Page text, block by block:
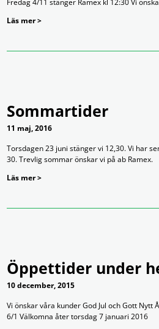
Fredag 4/11 stänger Ramex kl 12:30 Vi
Läs mer >
Sommartider
11 maj, 2016
Torsdagen 23 juni stänger vi 12,30. Vi har
30. Trevlig sommar önskar vi på ab Ramex.
Läs mer >
Öppettider under
10 december, 2015
Vi önskar våra kunder God Jul och Gott Nytt
6/1 Välkomna åter torsdag 7 januari 2016